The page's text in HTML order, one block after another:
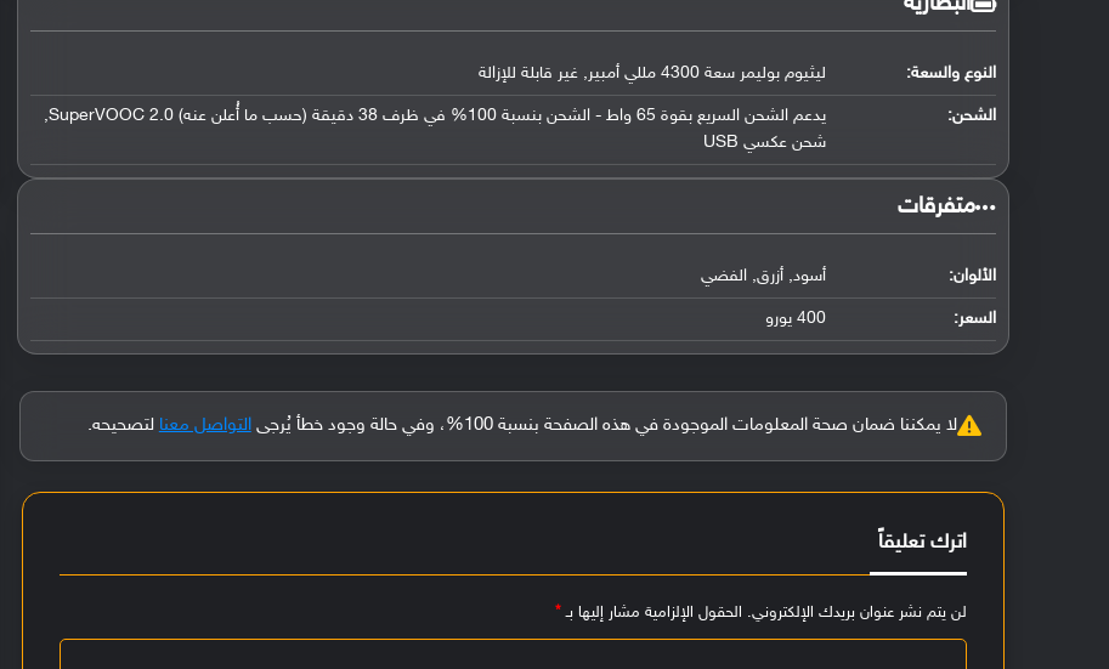
النوع والسعة: ليثيوم بوليمر سعة 4300 مللي أمبير, غير قابلة للإزالة
الشحن:
يدعم الشحن السريع بقوة 65 واط - الشحن بنسبة 100% في ظرف 38 دقيقة (حسب ما أُعلن عنه) SuperVOOC 2.0,
شحن عكسي USB
‏متفرقات‏
الألوان: أسود, أزرق, الفضي
السعر: 400 يورو
لا يمكننا ضمان صحة المعلومات الموجودة في هذه الصفحة بنسبة 100%، وفي حالة وجود خطأ يُرجى التواصل معنا لتصحيحه.
اترك تعليقاً
لن يتم نشر عنوان بريدك الإلكتروني. الحقول الإلزامية مشار إليها بـ*